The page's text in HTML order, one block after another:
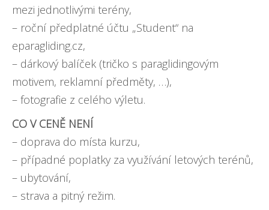
mezi jednotlivými terény,
– roční předplatné účtu „Student“ na
eparagliding.cz,
– dárkový balíček (tričko s paraglidingovým
motivem, reklamní předměty, …),
– fotografie z celého výletu.
CO V CENĚ NENÍ
– doprava do místa kurzu,
– případné poplatky za využívání letových terénů,
– ubytování,
– strava a pitný režim.